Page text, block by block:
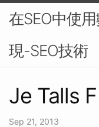
在SEO中使
現-SEO技術
Je Talls
Sep 21, 2013